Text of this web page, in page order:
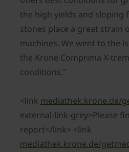
the high yields and sloping
stones place a great strain
machines. We went to the
the Krone Comprima X-
conditions."
<link mediathek.krone.de/
external-link-grey>Please
report</link> <link
mediathek.krone.de/